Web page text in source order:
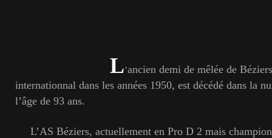
L’ancien demi de mêlée de
internationnal dans les années 1950, est décédé dans la
l’âge de 93 ans.
L’AS Béziers, actuellement en Pro D 2 mais champion